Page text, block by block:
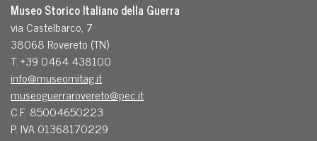
Museo Storico Italiano della Guerra
via Castelbarco, 7
38068 Rovereto (TN)
T. +39 0464 438100
info@museomitag.it
museoguerrarovereto@pec.it
C.F. 85004650223
P. IVA 01368170229